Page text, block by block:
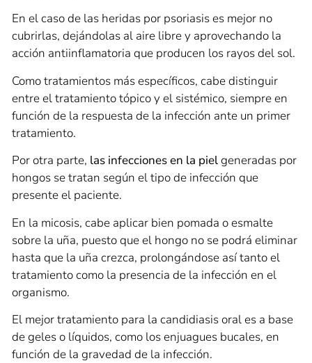
En el caso de las heridas por psoriasis es mejor no
cubrirlas, dejándolas al aire libre y aprovechando la
acción antiinflamatoria que producen los rayos del sol.
Como tratamientos más específicos, cabe distinguir
entre el tratamiento tópico y el sistémico, siempre en
función de la respuesta de la infección ante un primer
tratamiento.
Por otra parte, las infecciones en la pielgeneradas por
hongos se tratan según el tipo de infección que
presente el paciente.
En la micosis, cabe aplicar bien pomada o esmalte
sobre la uña, puesto que el hongo no se podrá eliminar
hasta que la uña crezca, prolongándose así tanto el
tratamiento como la presencia de la infección en el
organismo.
El mejor tratamiento para la candidiasis oral es a base
de geles o líquidos, como los enjuagues bucales, en
función de la gravedad de la infección.